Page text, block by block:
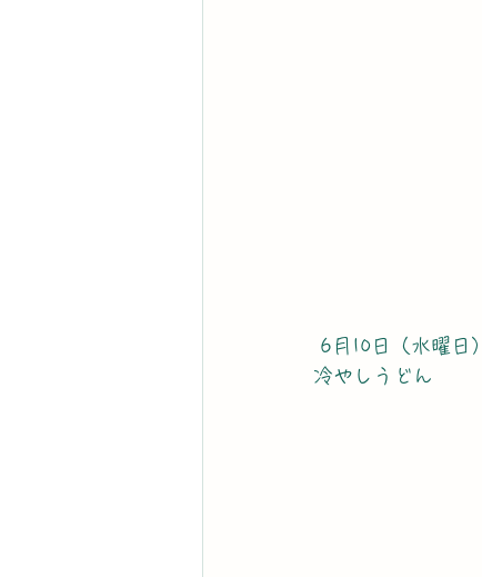
6月10日（水曜日）
冷やしうどん